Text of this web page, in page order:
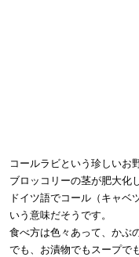
コールラビという珍しいお
ブロッコリーの茎が肥大化
ドイツ語でコール（キャベ
いう意味だそうです。
食べ方は色々あって、かぶ
でも、お漬物でもスープで